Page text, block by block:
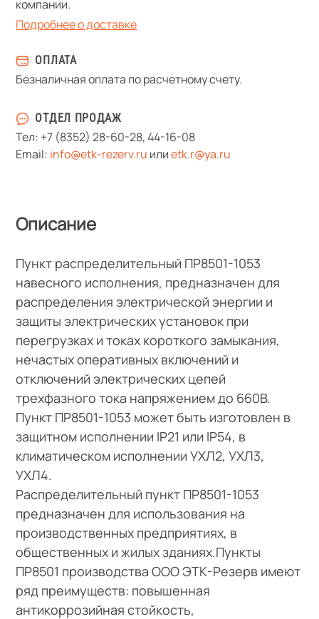
компании.
Подробнее о доставке
ОПЛАТА
Безналичная оплата по расчетному счету.
ОТДЕЛ ПРОДАЖ
Тел: +7 (8352) 28-60-28,44-16-08
Email: info@etk-rezerv.ru илиetk.r@ya.ru
Описание
Пункт распределительный ПР8501-1053
навесного исполнения, предназначен для
распределения электрической энергии и
защиты электрических установок при
перегрузках и токах короткого замыкания,
нечастых оперативных включений и
отключений электрических цепей
трехфазного тока напряжением до 660В.
Пункт ПР8501-1053 может быть изготовлен в
защитном исполнении IP21 или IP54, в
климатическом исполнении УХЛ2, УХЛ3,
УХЛ4.
Распределительный пункт ПР8501-1053
предназначен для использования на
производственных предприятиях, в
общественных и жилых зданиях.Пункты
ПР8501 производства ООО ЭТК-Резерв имеют
ряд преимуществ: повышенная
антикоррозийная стойкость,